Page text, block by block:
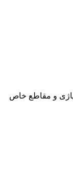
و مقاطع خاص